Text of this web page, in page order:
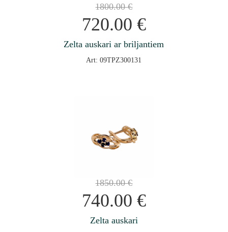
1800.00€
720.00 €
Zelta auskari ar briljantiem
Art: 09TPZ300131
1850.00€
740.00 €
Zelta auskari